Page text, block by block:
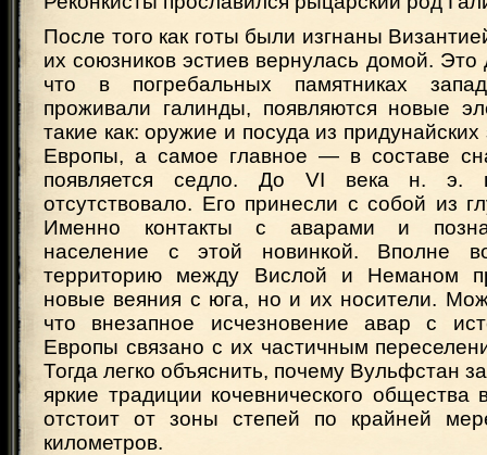
После того как готы были изгнаны
их союзников эстиев вернулась домой. Это
что в погребальных памятниках
проживали галинды, появляются новые
такие как: оружие и посуда из
Европы, а самое главное — в составе
появляется седло. До VI века н. э.
отсутствовало. Его принесли с собой из
Именно контакты с аварами и
население с этой новинкой. Вполне
территорию между Вислой и Неманом
новые веяния с юга, но и их носители.
что внезапное исчезновение авар с
Европы связано с их частичным
Тогда легко объяснить, почему Вульфстан
яркие традиции кочевнического общества
отстоит от зоны степей по крайней
километров.